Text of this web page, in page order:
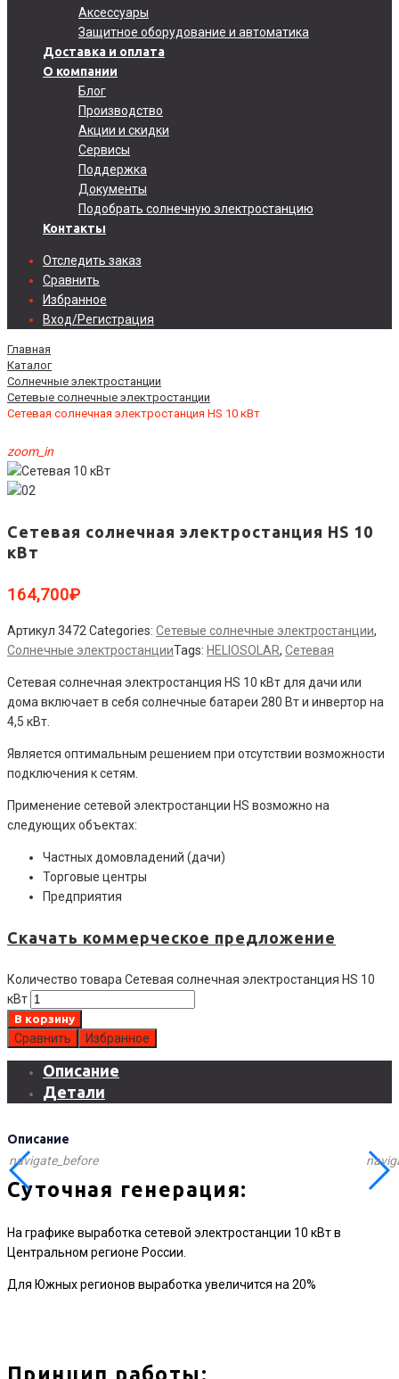
Аксессуары
Защитное оборудование и автоматика
Доставка и оплата
О компании
Блог
Производство
Акции и скидки
Сервисы
Поддержка
Документы
Подобрать солнечную электростанцию
Контакты
Отследить заказ
Сравнить
Избранное
Вход/Регистрация
Главная
Каталог
Солнечные электростанции
Сетевые солнечные электростанции
Сетевая солнечная электростанция HS 10 кВт
zoom_in
Сетевая солнечная электростанция HS 10
кВт
164,700₽
Артикул 3472 Categories: Сетевые солнечные электростанции,
Солнечные электростанцииTags: HELIOSOLAR, Сетевая
Сетевая солнечная электростанция HS 10 кВт для дачи или
дома включает в себя солнечные батареи 280 Вт и инвертор на
4,5 кВт.
Является оптимальным решением при отсутствии возможности
подключения к сетям.
Применение сетевой электростанции HS возможно на
следующих объектах:
Частных домовладений (дачи)
Торговые центры
Предприятия
Скачать коммерческое предложение
Количество товара Сетевая солнечная электростанция HS 10
кВт
В корзину
Сравнить Избранное
Описание
Детали
Описание
Суточная генерация:
На графике выработка сетевой электростанции 10 кВт в
Центральном регионе России.
Для Южных регионов выработка увеличится на 20%
Принцип работы:
navigate_before